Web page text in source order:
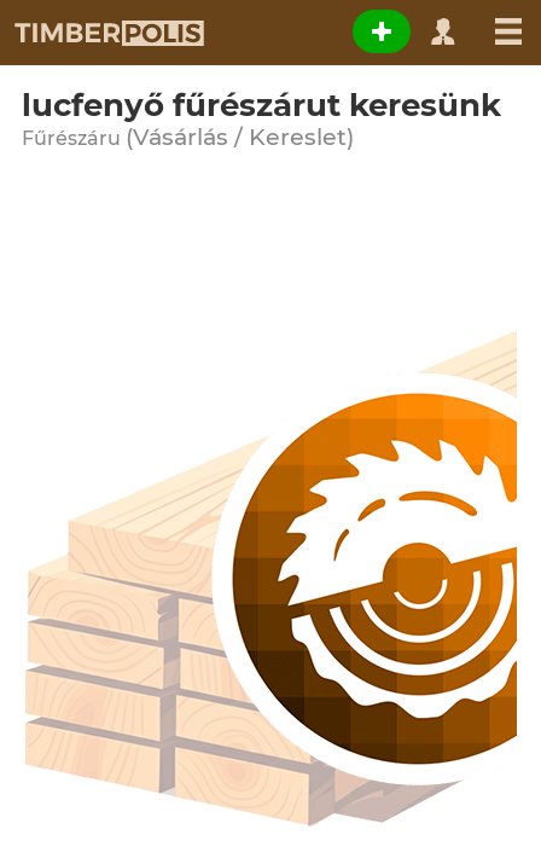
lucfenyő fűrészárut keresünk
Fűrészáru (Vásárlás / Kereslet)